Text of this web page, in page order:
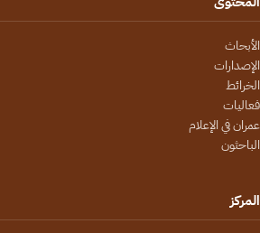
الأبحاث
الإصدارات
الخرائط
فعاليات
عمران في الإعلام
الباحثون
المركز